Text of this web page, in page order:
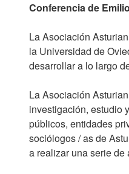
Conferencia de
La Asociación
la Universidad de
desarrollar a lo largo
La Asociación
investigación, estudio
públicos, entidades
sociólogos / as de
a realizar una serie de